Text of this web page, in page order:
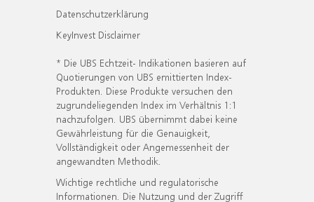
Datenschutzerklärung
KeyInvest Disclaimer
* Die UBS Echtzeit- Indikationen basieren auf
Quotierungen von UBS emittierten Index-
Produkten. Diese Produkte versuchen den
zugrundeliegenden Index im Verhältnis 1:1
nachzufolgen. UBS übernimmt dabei keine
Gewährleistung für die Genauigkeit,
Vollständigkeit oder Angemessenheit der
angewandten Methodik.
Wichtige rechtliche und regulatorische
Informationen. Die Nutzung und der Zugriff